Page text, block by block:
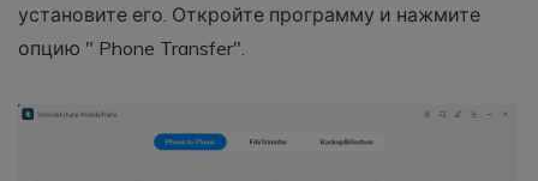
установите его. Откройте программу и нажмите
опцию " Phone Transfer".